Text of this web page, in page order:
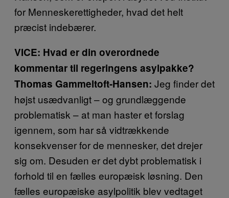
for Menneskerettigheder, hvad det helt
præcist indebærer.
VICE: Hvad er din overordnede
kommentar til regeringens asylpakke?
Thomas Gammeltoft-Hansen: Jeg finder det
højst usædvanligt – og grundlæggende
problematisk – at man haster et forslag
igennem, som har så vidtrækkende
konsekvenser for de mennesker, det drejer
sig om. Desuden er det dybt problematisk i
forhold til en fælles europæisk løsning. Den
fælles europæiske asylpolitik blev vedtaget